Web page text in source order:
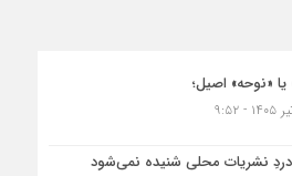
«نوحه» اصیل؛
نشریات محلی شنیده نمی‌شود